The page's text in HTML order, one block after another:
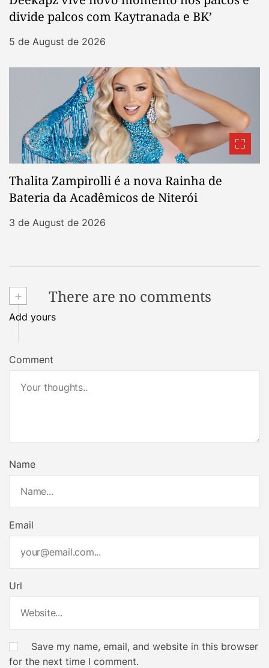
divide palcos com Kaytranada e BK’
5 de August de 2026
Thalita Zampirolli é a nova Rainha de
Bateria da Acadêmicos de Niterói
3 de August de 2026
+ There are no comments
Add yours
Comment
Name
Email
Url
Save my name, email, and website in this browser
for the next time I comment.